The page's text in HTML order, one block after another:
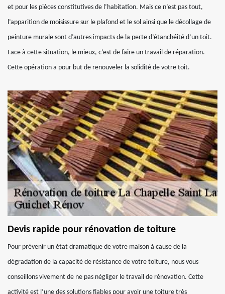
et pour les pièces constitutives de l’habitation. Mais ce n’est pas tout,
l’apparition de moisissure sur le plafond et le sol ainsi que le décollage de
peinture murale sont d’autres impacts de la perte d’étanchéité d’un toit.
Face à cette situation, le mieux, c’est de faire un travail de réparation.
Cette opération a pour but de renouveler la solidité de votre toit.
Devis rapide pour rénovation de toiture
Pour prévenir un état dramatique de votre maison à cause de la
dégradation de la capacité de résistance de votre toiture, nous vous
conseillons vivement de ne pas négliger le travail de rénovation. Cette
activité est l’une des solutions fiables pour avoir une toiture très